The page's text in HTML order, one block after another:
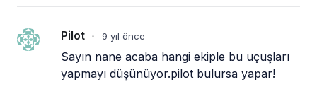
Pilot • 9 yıl önce
Sayın nane acaba hangi ekiple bu uçuşları
yapmayı düşünüyor.pilot bulursa yapar!